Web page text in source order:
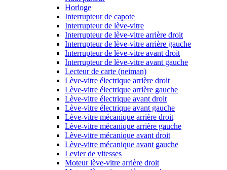
Horloge
Interrupteur de capote
Interrupteur de lève-vitre
Interrupteur de lève-vitre arrière droit
Interrupteur de lève-vitre arrière gauche
Interrupteur de lève-vitre avant droit
Interrupteur de lève-vitre avant gauche
Lecteur de carte (neiman)
Lève-vitre électrique arrière droit
Lève-vitre électrique arrière gauche
Lève-vitre électrique avant droit
Lève-vitre électrique avant gauche
Lève-vitre mécanique arrière droit
Lève-vitre mécanique arrière gauche
Lève-vitre mécanique avant droit
Lève-vitre mécanique avant gauche
Levier de vitesses
Moteur lève-vitre arrière droit